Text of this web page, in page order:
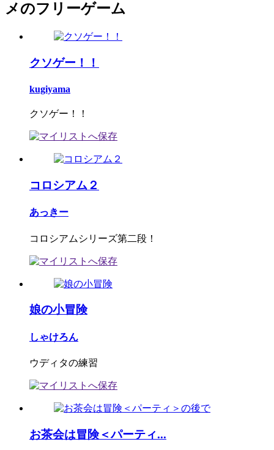
メのフリーゲーム
クソゲー！！
kugiyama
クソゲー！！
コロシアム２
あっきー
コロシアムシリーズ第二段！
娘の小冒険
しゃけろん
ウディタの練習
お茶会は冒険＜パーティ...